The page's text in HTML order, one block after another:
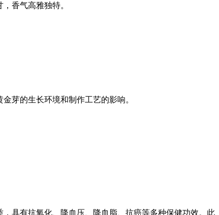
香气高雅独特。
芽的生长环境和制作工艺的影响。
具有抗氧化、降血压、降血脂、抗癌等多种保健功效。此